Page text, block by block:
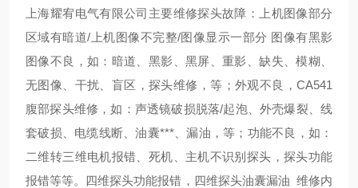
上海耀宥电气有限公司主要维修探头故障：上机图像部分
区域有暗道/上机图像不完整/图像显示一部分 图像有黑影
图像不良，如：暗道、黑影、黑屏、重影、缺失、模糊、
无图像、干扰、盲区，探头维修，等；外观不良，CA541
腹部探头维修，如：声透镜破损脱落/起泡、外壳爆裂、线
套破损、电缆线断、油囊***、漏油，等；功能不良，如：
二维转三维电机报错、死机、主机不识别探头，探头功能
报错等等。四维探头功能报错，四维探头油囊漏油 维修内